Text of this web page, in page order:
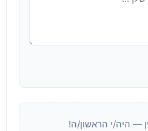
— היה/י הראשון/ה!